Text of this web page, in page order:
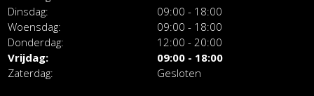
Dinsdag
09:00 - 18:00
Woensdag
09:00 - 18:00
Donderdag
12:00 - 20:00
Vrijdag
09:00 - 18:00
Zaterdag
Gesloten